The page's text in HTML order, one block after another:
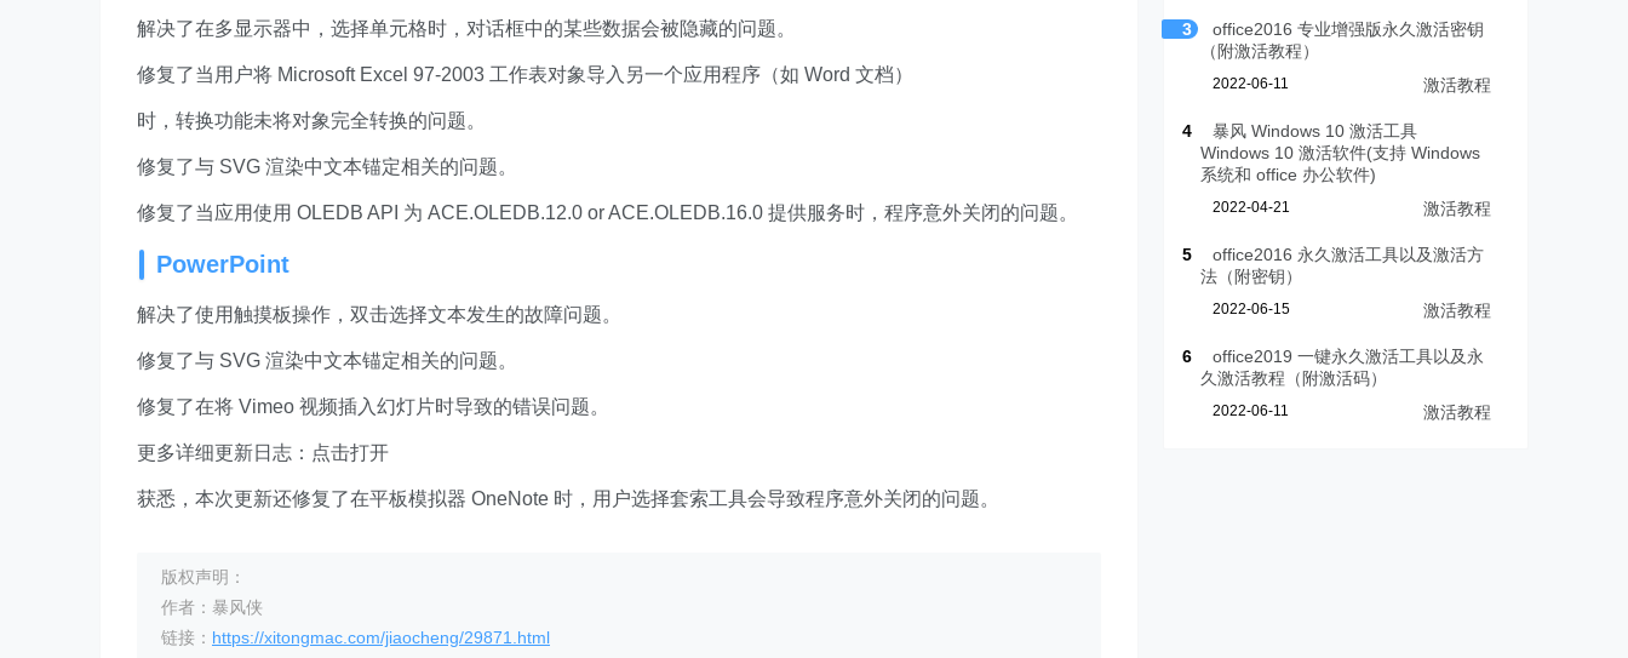
解决了在多显示器中，选择单元格时，对话框中的某些数据会被隐藏的问题。
修复了当用户将 Microsoft Excel 97-2003 工作表对象导入另一个应用程序（如 Word 文档）
时，转换功能未将对象完全转换的问题。
修复了与 SVG 渲染中文本锚定相关的问题。
修复了当应用使用 OLEDB API 为 ACE.OLEDB.12.0 or ACE.OLEDB.16.0 提供服务时，程序意外关闭的问题。
PowerPoint
解决了使用触摸板操作，双击选择文本发生的故障问题。
修复了与 SVG 渲染中文本锚定相关的问题。
修复了在将 Vimeo 视频插入幻灯片时导致的错误问题。
更多详细更新日志：点击打开
获悉，本次更新还修复了在平板模拟器 OneNote 时，用户选择套索工具会导致程序意外关闭的问题。
版权声明：
作者：暴风侠
链接： https://xitongmac.com/jiaocheng/29871.html
3
office2016 专业增强版永久激活密钥
（附激活教程）
2022-06-11 激活教程
4
暴风 Windows 10 激活工具
Windows 10 激活软件(支持 Windows
系统和 office 办公软件)
2022-04-21 激活教程
5
office2016 永久激活工具以及激活方
法（附密钥）
2022-06-15 激活教程
6
office2019 一键永久激活工具以及永
久激活教程（附激活码）
2022-06-11 激活教程